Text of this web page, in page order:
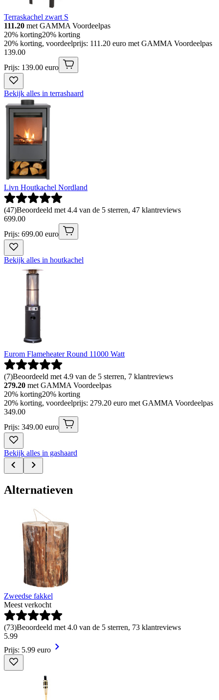
Terraskachel zwart S
111.20 met GAMMA Voordeelpas
20% korting20% korting
20% korting, voordeelprijs: 111.20 euro met GAMMA Voordeelpas
139.00
Prijs: 139.00 euro
Bekijk alles in terrashaard
Livn Houtkachel Nordland
(47)Beoordeeld met 4.4 van de 5 sterren, 47 klantreviews
699.00
Prijs: 699.00 euro
Bekijk alles in houtkachel
Eurom Flameheater Round 11000 Watt
(7)Beoordeeld met 4.9 van de 5 sterren, 7 klantreviews
279.20 met GAMMA Voordeelpas
20% korting20% korting
20% korting, voordeelprijs: 279.20 euro met GAMMA Voordeelpas
349.00
Prijs: 349.00 euro
Bekijk alles in gashaard
Alternatieven
Zweedse fakkel
Meest verkocht
(73)Beoordeeld met 4.0 van de 5 sterren, 73 klantreviews
5.99
Prijs: 5.99 euro